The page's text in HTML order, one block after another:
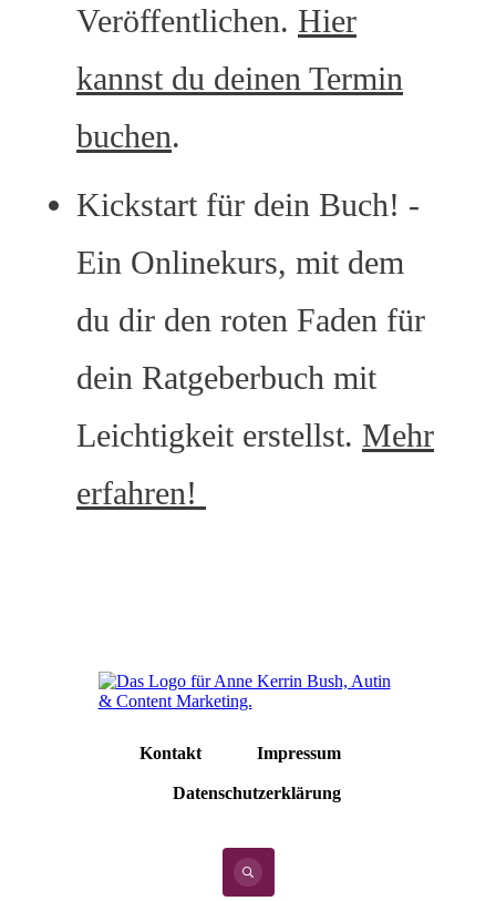
Veröffentlichen. Hier
kannst du deinen Termin
buchen.
Kickstart für dein Buch! -
Ein Onlinekurs, mit dem
du dir den roten Faden für
dein Ratgeberbuch mit
Leichtigkeit erstellst. Mehr
erfahren!
Kontakt Impressum
Datenschutzerklärung